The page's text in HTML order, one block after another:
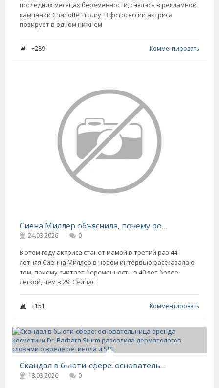
последних месяцах беременности, снялась в рекламной
кампании Charlotte Tilbury. В фотосессии актриса
позирует в одном нижнем
+289 Комментировать
Сиена Миллер объяснила, почему роды в 40 лет лучше, чем в 29
24.03.2026
0
В этом году актриса станет мамой в третий раз 44-
летняя Сиенна Миллер в новом интервью рассказала о
том, почему считает беременность в 40 лет более
легкой, чем в 29. Сейчас
+151 Комментировать
Скандал в бьюти-сфере: основательница бренда косметики Dr. Barbara Sturm разозлила дерматологов словами о вреде ретинола и SPF
18.03.2026
0